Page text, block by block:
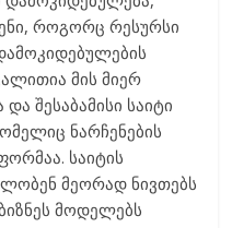
როგორც რესურსი
მის მიერ
შესაბამისი საიტი
ნარჩენების
საიტის
მეორად ნივთებს
მოდელებს